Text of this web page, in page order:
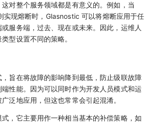
对整个服务领域都是有意义的。例如，当
实现熔断时，Glasnostic 可以将熔断应用于任
服务端，过去、现在或未来。因此，运维人
型设置不同的策略。
旨在将故障的影响降到最低，防止级联故障
性能。因为可以同时作为开发人员模式和运
泛地应用，但这也常常会引起混淆。
，它主要用作一种相当基本的补偿策略，如